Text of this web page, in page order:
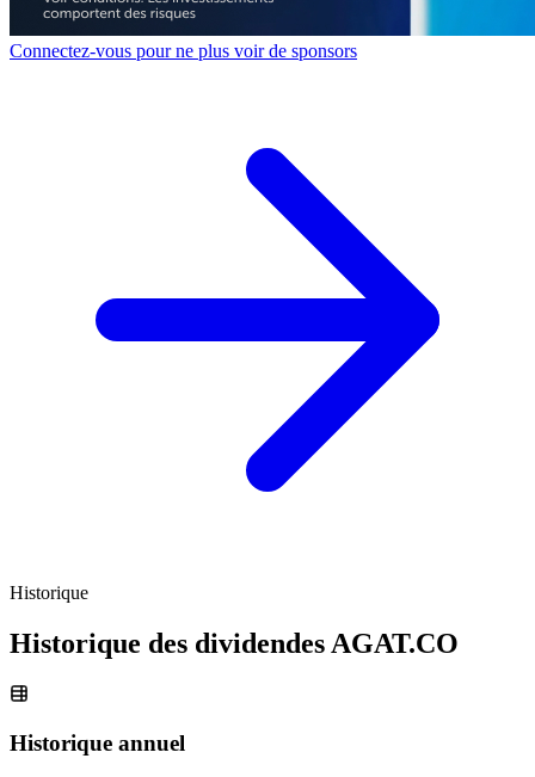
Connectez-vous pour ne plus voir de sponsors
Historique
Historique des dividendesAGAT.CO
Historique annuel